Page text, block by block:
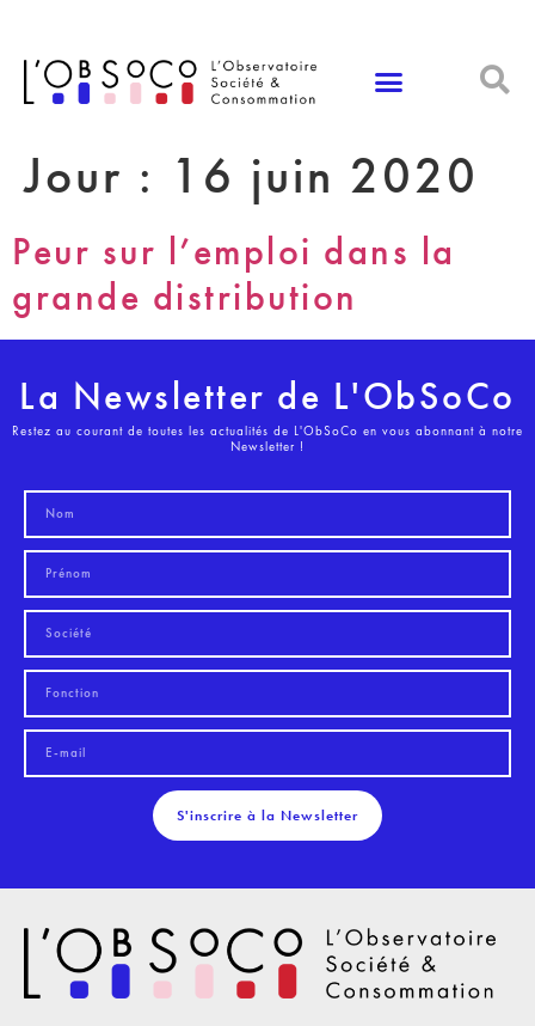
Jour : 16 juin 2020
Peur sur l’emploi dans la
grande distribution
La Newsletter de L'ObSoCo
Restez au courant de toutes les actualités de L'ObSoCo en vous abonnant à notre
Newsletter !
S'inscrire à la Newsletter